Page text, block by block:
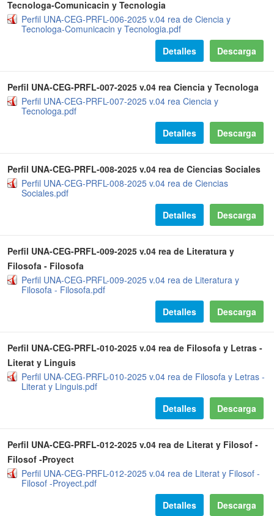
Tecnologa-Comunicacin y Tecnologia
Perfil UNA-CEG-PRFL-006-2025 v.04 rea de Ciencia y
Tecnologa-Comunicacin y Tecnologia.pdf
Descarga
Detalles
Perfil UNA-CEG-PRFL-007-2025 v.04 rea Ciencia y Tecnologa
Perfil UNA-CEG-PRFL-007-2025 v.04 rea Ciencia y
Tecnologa.pdf
Descarga
Detalles
Perfil UNA-CEG-PRFL-008-2025 v.04 rea de Ciencias Sociales
Perfil UNA-CEG-PRFL-008-2025 v.04 rea de Ciencias
Sociales.pdf
Descarga
Detalles
Perfil UNA-CEG-PRFL-009-2025 v.04 rea de Literatura y
Filosofa - Filosofa
Perfil UNA-CEG-PRFL-009-2025 v.04 rea de Literatura y
Filosofa - Filosofa.pdf
Descarga
Detalles
Perfil UNA-CEG-PRFL-010-2025 v.04 rea de Filosofa y Letras -
Literat y Linguis
Perfil UNA-CEG-PRFL-010-2025 v.04 rea de Filosofa y Letras -
Literat y Linguis.pdf
Descarga
Detalles
Perfil UNA-CEG-PRFL-012-2025 v.04 rea de Literat y Filosof -
Filosof -Proyect
Perfil UNA-CEG-PRFL-012-2025 v.04 rea de Literat y Filosof -
Filosof -Proyect.pdf
Descarga
Detalles